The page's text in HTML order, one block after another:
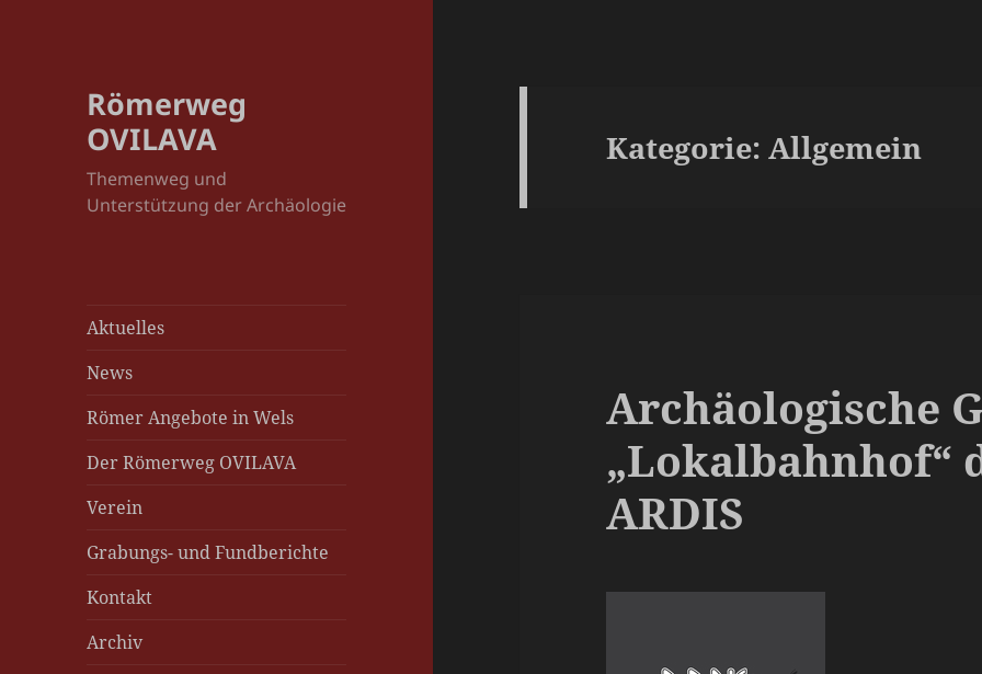
Römerweg
OVILAVA
Themenweg und
Unterstützung der Archäologie
Aktuelles
News
Römer Angebote in Wels
Der Römerweg OVILAVA
Verein
Grabungs- und Fundberichte
Kontakt
Archiv
Kategorie:Allgemein
Archäologische
„Lokalbahnhof“
ARDIS